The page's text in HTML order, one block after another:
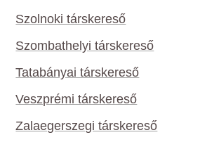
Szolnoki társkereső
Szombathelyi társkereső
Tatabányai társkereső
Veszprémi társkereső
Zalaegerszegi társkereső